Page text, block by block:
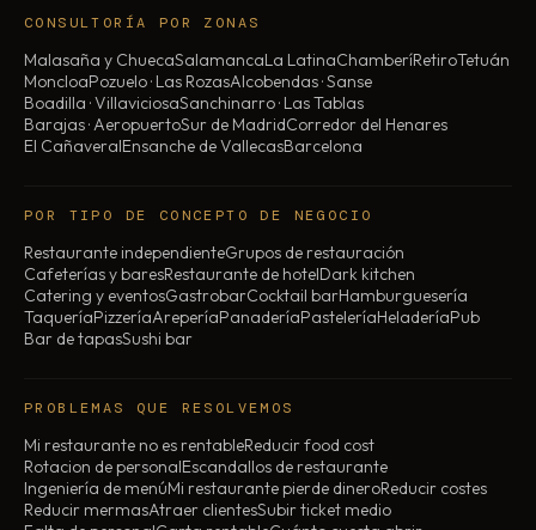
CONSULTORÍA POR ZONAS
Malasaña y ChuecaSalamancaLa LatinaChamberíRetiroTetuán
MoncloaPozuelo · Las RozasAlcobendas · Sanse
Boadilla · VillaviciosaSanchinarro · Las Tablas
Barajas · AeropuertoSur de MadridCorredor del Henares
El CañaveralEnsanche de VallecasBarcelona
POR TIPO DE CONCEPTO DE NEGOCIO
Restaurante independienteGrupos de restauración
Cafeterías y baresRestaurante de hotelDark kitchen
Catering y eventosGastrobarCocktail barHamburguesería
TaqueríaPizzeríaAreperíaPanaderíaPasteleríaHeladeríaPub
Bar de tapasSushi bar
PROBLEMAS QUE RESOLVEMOS
Mi restaurante no es rentableReducir food cost
Rotacion de personalEscandallos de restaurante
Ingeniería de menúMi restaurante pierde dineroReducir costes
Reducir mermasAtraer clientesSubir ticket medio